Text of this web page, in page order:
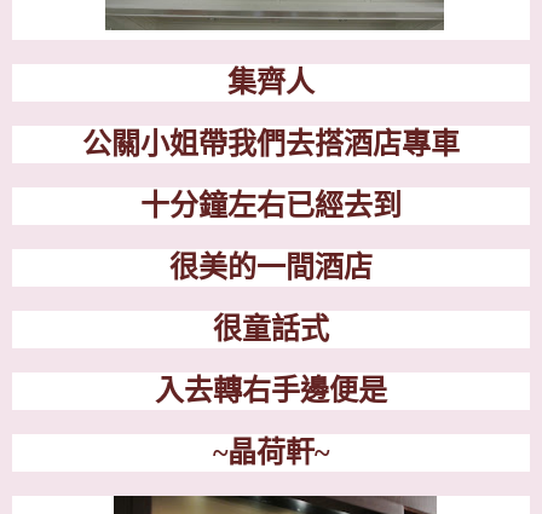
集齊人
公關小姐帶我們去搭酒店專車
十分鐘左右已經去到
很美的一間酒店
很童話式
入去轉右手邊便是
~晶荷軒~